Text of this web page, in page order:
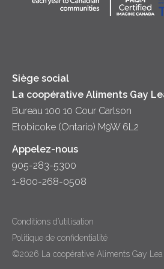
Principes coopératifs
Siège social
La coopérative Aliments Gay
Bureau 100 10 Cour Carlson
Etobicoke (Ontario) M9W 6L2
Appelez-nous
905-283-5300
1-800-268-0508
Conditions d’utilisation
Politique de confidentialité
©2026 La coopérative Aliments Gay Lea